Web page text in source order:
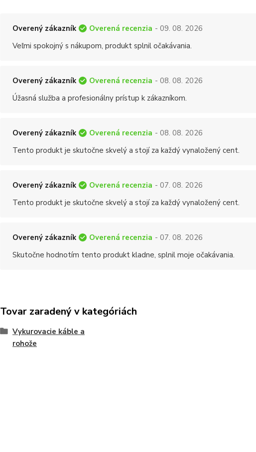
Overený zákazník Overená recenzia - 09. 08. 2026
Veľmi spokojný s nákupom, produkt splnil očakávania.
Overený zákazník Overená recenzia - 08. 08. 2026
Úžasná služba a profesionálny prístup k zákazníkom.
Overený zákazník Overená recenzia - 08. 08. 2026
Tento produkt je skutočne skvelý a stojí za každý vynaložený cent.
Overený zákazník Overená recenzia - 07. 08. 2026
Tento produkt je skutočne skvelý a stojí za každý vynaložený cent.
Overený zákazník Overená recenzia - 07. 08. 2026
Skutočne hodnotím tento produkt kladne, splnil moje očakávania.
Tovar zaradený v kategóriách
Vykurovacie káble a
rohože